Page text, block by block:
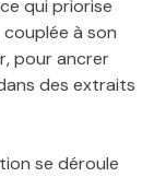
qui priorise
couplée à son
pour ancrer
des extraits
se déroule